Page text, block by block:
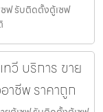
ซฟ รับติดตั้งตู้เซฟ
วี บริการ ขาย
าชีพ ราคาถูก